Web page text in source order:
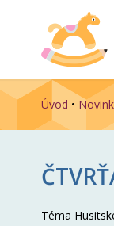
Úvod •
Téma